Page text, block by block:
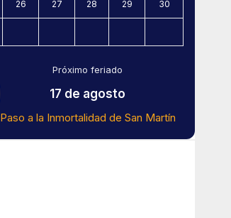
26 27 28 29 30
Próximo feriado
17 de agosto
Paso a la Inmortalidad de San Martín